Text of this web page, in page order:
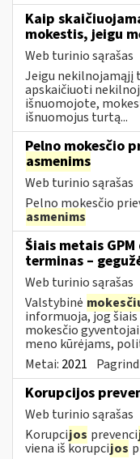
Kaip
mokestis, jeigu
Web turinio sąrašas
Jeigu nekilnojamąjį
apskaičiuoti
išnuomojote,
išnuomojus turtą...
Pelno mokesčio
asmenims
Web turinio sąrašas
Pelno mokesčio
asmenims
Šiais metais
terminas –
Web turinio sąrašas
Valstybinė
informuoja, jog
mokesčio
meno kūrėjams,
Metai: 2021
Korupcijos
Web turinio sąrašas
Korupcijos prevenci
viena iš korupcijos